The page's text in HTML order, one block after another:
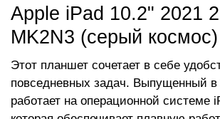
Apple iPad 10.2" 2021
MK2N3 (серый космос)
Этот планшет сочетает в себе
повседневных задач. Выпущенный в
работает на операционной системе